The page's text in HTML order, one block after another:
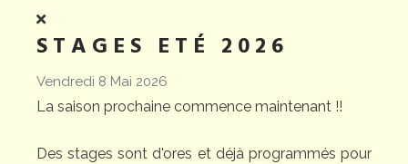
STAGES ETÉ 2026
Vendredi 8 Mai 2026
La saison prochaine commence maintenant !!
Des stages sont d'ores et déjà programmés pour